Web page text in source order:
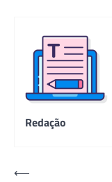
Redação
Navegação
⟵